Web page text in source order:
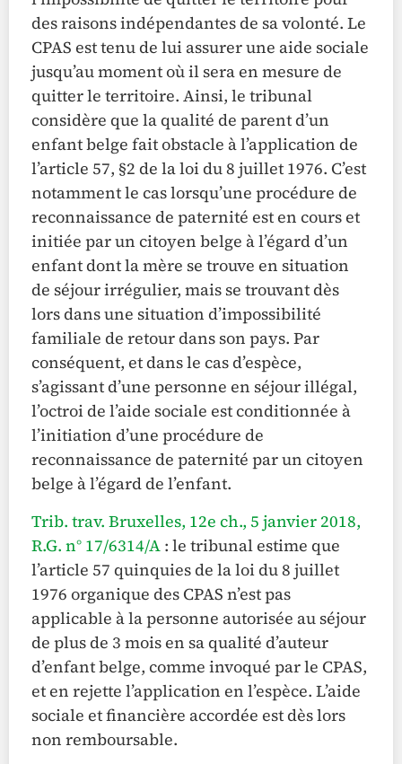
des raisons indépendantes de sa volonté. Le
CPAS est tenu de lui assurer une aide sociale
jusqu’au moment où il sera en mesure de
quitter le territoire. Ainsi, le tribunal
considère que la qualité de parent d’un
enfant belge fait obstacle à l’application de
l’article 57, §2 de la loi du 8 juillet 1976. C’est
notamment le cas lorsqu’une procédure de
reconnaissance de paternité est en cours et
initiée par un citoyen belge à l’égard d’un
enfant dont la mère se trouve en situation
de séjour irrégulier, mais se trouvant dès
lors dans une situation d’impossibilité
familiale de retour dans son pays. Par
conséquent, et dans le cas d’espèce,
s’agissant d’une personne en séjour illégal,
l’octroi de l’aide sociale est conditionnée à
l’initiation d’une procédure de
reconnaissance de paternité par un citoyen
belge à l’égard de l’enfant.
Trib. trav. Bruxelles, 12e ch., 5 janvier 2018,
R.G. n° 17/6314/A : le tribunal estime que
l’article 57 quinquies de la loi du 8 juillet
1976 organique des CPAS n’est pas
applicable à la personne autorisée au séjour
de plus de 3 mois en sa qualité d’auteur
d’enfant belge, comme invoqué par le CPAS,
et en rejette l’application en l’espèce. L’aide
sociale et financière accordée est dès lors
non remboursable.